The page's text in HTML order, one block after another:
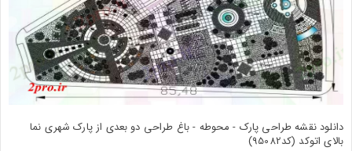
دانلود نقشه طراحی پارک - محوطه - باغ طراحی دو بعدی از پارک شهری نما
بالای اتوکد (کد95082)